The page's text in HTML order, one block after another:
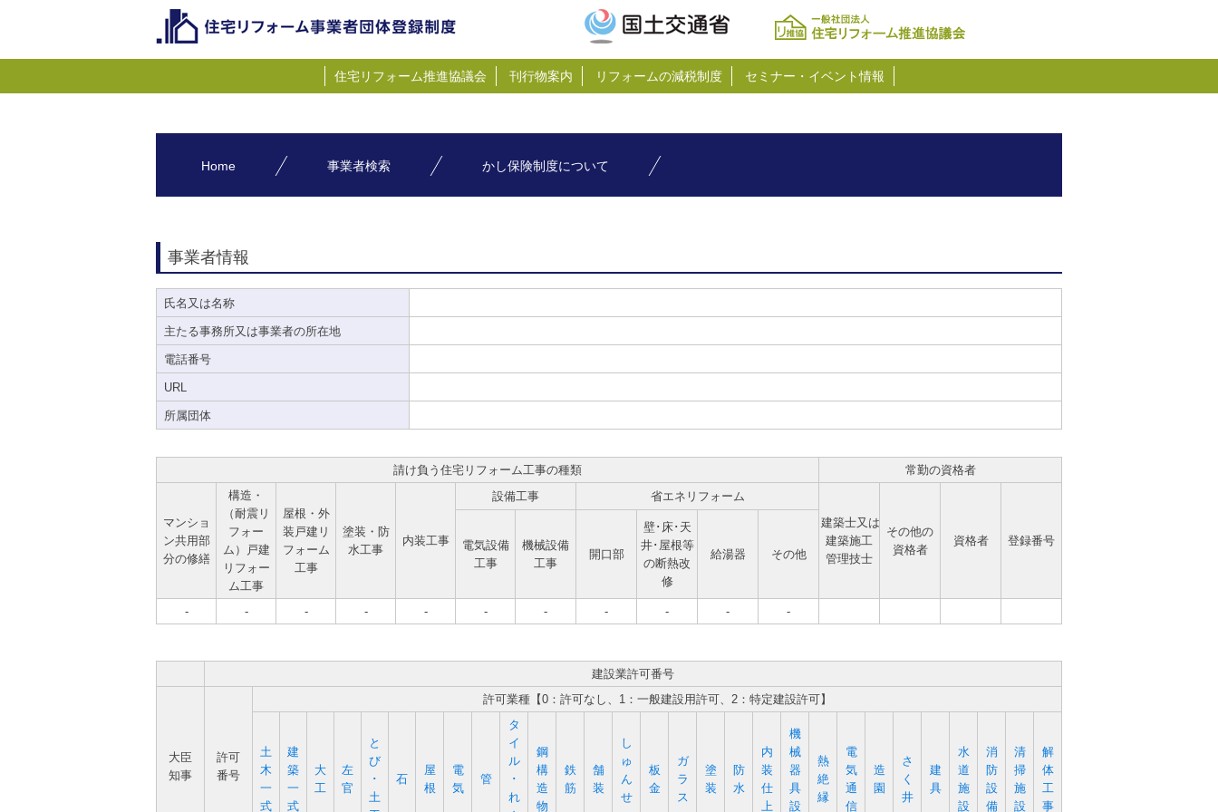
住宅リフォーム推進協議会 刊行物案内 リフォームの減税制度 セミナー・イベント情報
Home 事業者検索 かし保険制度について
事業者情報
氏名又は名称
主たる事務所又は事業者の所在地
電話番号
URL
所属団体
請け負う住宅リフォーム工事の種類 常勤の資格者
マンショ
ン共用部
分の修繕
構造・
（耐震リ
フォー
ム）戸建
リフォー
ム工事
屋根・外
装戸建リ
フォーム
工事
塗装・防
水工事
内装工事
設備工事
省エネリフォーム
建築士又は
建築施工
管理技士
その他の
資格者
資格者 登録番号
電気設備
工事
機械設備
工事
開口部
壁･床･天
井･屋根等
の断熱改
修
給湯器 その他
- - - - - - - - - - -
建設業許可番号
大臣
知事
許可
番号
許可業種【0：許可なし、1：一般建設用許可、2：特定建設許可】
土
木
一
式
建
築
一
式
大
工
左
官
と
び
･
土
石
屋
根
電
気
管
タ
イ
ル
･
れ
鋼
構
造
物
鉄
筋
舗
装
し
ゅ
ん
せ
板
金
ガ
ラ
ス
塗
装
防
水
内
装
仕
上
機
械
器
具
設
熱
絶
縁
電
気
通
信
造
園
さ
く
井
建
具
水
道
施
設
消
防
設
備
清
掃
施
設
解
体
工
事